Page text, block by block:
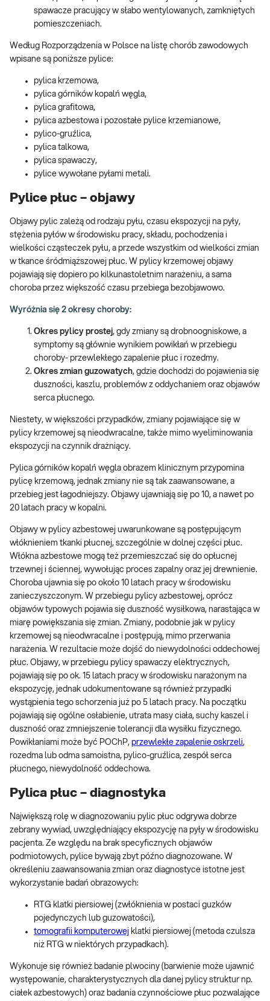
spawacze pracujący w słabo wentylowanych, zamkniętych
pomieszczeniach.
Według Rozporządzenia w Polsce na listę chorób zawodowych
wpisane są poniższe pylice:
pylica krzemowa,
pylica górników kopalń węgla,
pylica grafitowa,
pylica azbestowa i pozostałe pylice krzemianowe,
pylico-gruźlica,
pylica talkowa,
pylica spawaczy,
pylice wywołane pyłami metali.
Pylice płuc – objawy
Objawy pylic zależą od rodzaju pyłu, czasu ekspozycji na pyły,
stężenia pyłów w środowisku pracy, składu, pochodzenia i
wielkości cząsteczek pyłu, a przede wszystkim od wielkości zmian
w tkance śródmiąższowej płuc. W pylicy krzemowej objawy
pojawiają się dopiero po kilkunastoletnim narażeniu, a sama
choroba przez większość czasu przebiega bezobjawowo.
Wyróżnia się 2 okresy choroby:
Okres pylicy prostej, gdy zmiany są drobnoogniskowe, a
symptomy są głównie wynikiem powikłań w przebiegu
choroby- przewlekłego zapalenie płuc i rozedmy.
Okres zmian guzowatych, gdzie dochodzi do pojawienia się
duszności, kaszlu, problemów z oddychaniem oraz objawów
serca płucnego.
Niestety, w większości przypadków, zmiany pojawiające się w
pylicy krzemowej są nieodwracalne, także mimo wyeliminowania
ekspozycji na czynnik drażniący.
Pylica górników kopalń węgla obrazem klinicznym przypomina
pylicę krzemową, jednak zmiany nie są tak zaawansowane, a
przebieg jest łagodniejszy. Objawy ujawniają się po 10, a nawet po
20 latach pracy w kopalni.
Objawy w pylicy azbestowej uwarunkowane są postępującym
włóknieniem tkanki płucnej, szczególnie w dolnej części płuc.
Włókna azbestowe mogą też przemieszczać się do opłucnej
trzewnej i ściennej, wywołując proces zapalny oraz jej drewnienie.
Choroba ujawnia się po około 10 latach pracy w środowisku
zanieczyszczonym. W przebiegu pylicy azbestowej, oprócz
objawów typowych pojawia się duszność wysiłkowa, narastająca w
miarę powiększania się zmian. Zmiany, podobnie jak w pylicy
krzemowej są nieodwracalne i postępują, mimo przerwania
narażenia. W rezultacie może dojść do niewydolności oddechowej
płuc. Objawy, w przebiegu pylicy spawaczy elektrycznych,
pojawiają się po ok. 15 latach pracy w środowisku narażonym na
ekspozycję, jednak udokumentowane są również przypadki
wystąpienia tego schorzenia już po 5 latach pracy. Na początku
pojawiają się ogólne osłabienie, utrata masy ciała, suchy kaszel i
duszność oraz zmniejszenie tolerancji dla wysiłku fizycznego.
Powikłaniami może być POChP, przewlekłe zapalenie oskrzeli,
rozedma lub odma samoistna, pylico-gruźlica, zespół serca
płucnego, niewydolność oddechowa.
Pylica płuc – diagnostyka
Największą rolę w diagnozowaniu pylic płuc odgrywa dobrze
zebrany wywiad, uwzględniający ekspozycję na pyły w środowisku
pacjenta. Ze względu na brak specyficznych objawów
podmiotowych, pylice bywają zbyt późno diagnozowane. W
określeniu zaawansowania zmian oraz diagnostyce istotne jest
wykorzystanie badań obrazowych:
RTG klatki piersiowej (zwłóknienia w postaci guzków
pojedynczych lub guzowatości),
tomografii komputerowej klatki piersiowej (metoda czulsza
niż RTG w niektórych przypadkach).
Wykonuje się również badanie plwociny (barwienie może ujawnić
występowanie, charakterystycznych dla danej pylicy struktur np.
ciałek azbestowych) oraz badania czynnościowe płuc pozwalające